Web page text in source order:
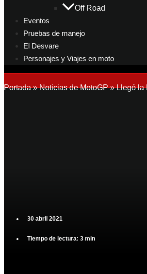
Off Road
Eventos
Pruebas de manejo
El Desvare
Personajes y Viajes en moto
Portada»Noticias de MotoGP»Llegó la
30 abril 2021
Tiempo de lectura: 3 min